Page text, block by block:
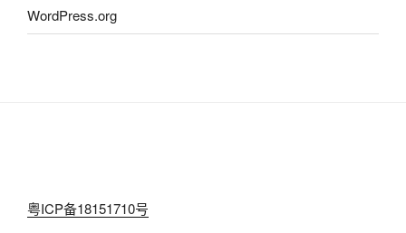
WordPress.org
粤ICP备18151710号